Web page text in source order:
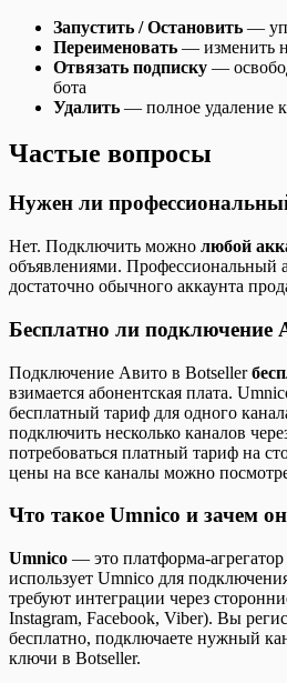
Запустить / Остановить —
Переименовать — изменить
Отвязать подписку —
бота
Удалить — полное удаление
Частые вопросы
Нужен ли
Нет. Подключить можно любой
объявлениями. Профессиональный
достаточно обычного аккаунта
Бесплатно ли подключение
Подключение Авито в Botseller
взимается абонентская плата.
бесплатный тариф для одного
подключить несколько каналов
потребоваться платный тариф на
цены на все каналы можно
Что такое Umnico и зачем
Umnico — это платформа-
использует Umnico для
требуют интеграции через
Instagram, Facebook, Viber). Вы
бесплатно, подключаете нужный
ключи в Botseller.